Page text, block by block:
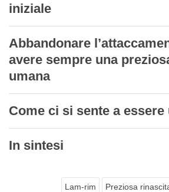
iniziale
Abbandonare
avere sempre una
umana
Come ci si sente a essere
In sintesi
Lam-rim Preziosa